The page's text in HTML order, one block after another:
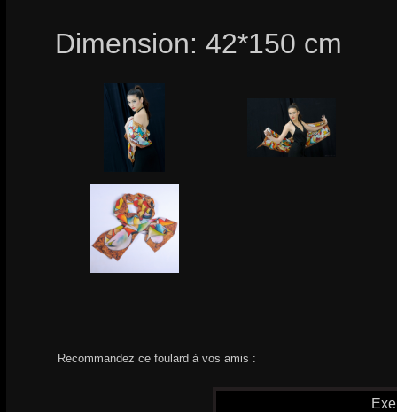
Dimension: 42*150 cm
Recommandez ce foulard à vos amis :